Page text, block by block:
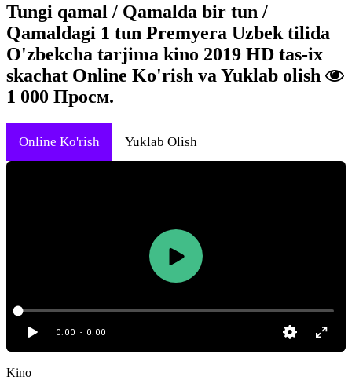
Tungi qamal / Qamalda bir tun /
Qamaldagi 1 tun Premyera Uzbek tilida
O'zbekcha tarjima kino 2019 HD tas-ix
skachat Online Ko'rish va Yuklab olish
1 000 Просм.
Online Ko'rish Yuklab Olish
0:00 - 0:00
Kino